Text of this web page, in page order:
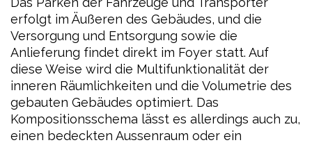
erfolgt im Äußeren des Gebäudes, und die
Versorgung und Entsorgung sowie die
Anlieferung findet direkt im Foyer statt. Auf
diese Weise wird die Multifunktionalität der
inneren Räumlichkeiten und die Volumetrie des
gebauten Gebäudes optimiert. Das
Kompositionsschema lässt es allerdings auch zu,
einen bedeckten Aussenraum oder ein